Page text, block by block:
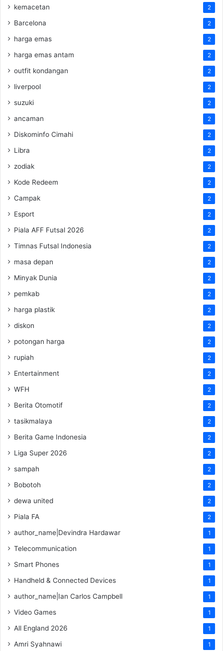
kemacetan 2
Barcelona 2
harga emas 2
harga emas antam 2
outfit kondangan 2
liverpool 2
suzuki 2
ancaman 2
Diskominfo Cimahi 2
Libra 2
zodiak 2
Kode Redeem 2
Campak 2
Esport 2
Piala AFF Futsal 2026 2
Timnas Futsal Indonesia 2
masa depan 2
Minyak Dunia 2
pemkab 2
harga plastik 2
diskon 2
potongan harga 2
rupiah 2
Entertainment 2
WFH 2
Berita Otomotif 2
tasikmalaya 2
Berita Game Indonesia 2
Liga Super 2026 2
sampah 2
Bobotoh 2
dewa united 2
Piala FA 2
author_name|Devindra Hardawar 1
Telecommunication 1
Smart Phones 1
Handheld & Connected Devices 1
author_name|Ian Carlos Campbell 1
Video Games 1
All England 2026 1
Amri Syahnawi 1